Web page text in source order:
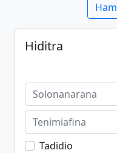
Hiditra
Tadidio